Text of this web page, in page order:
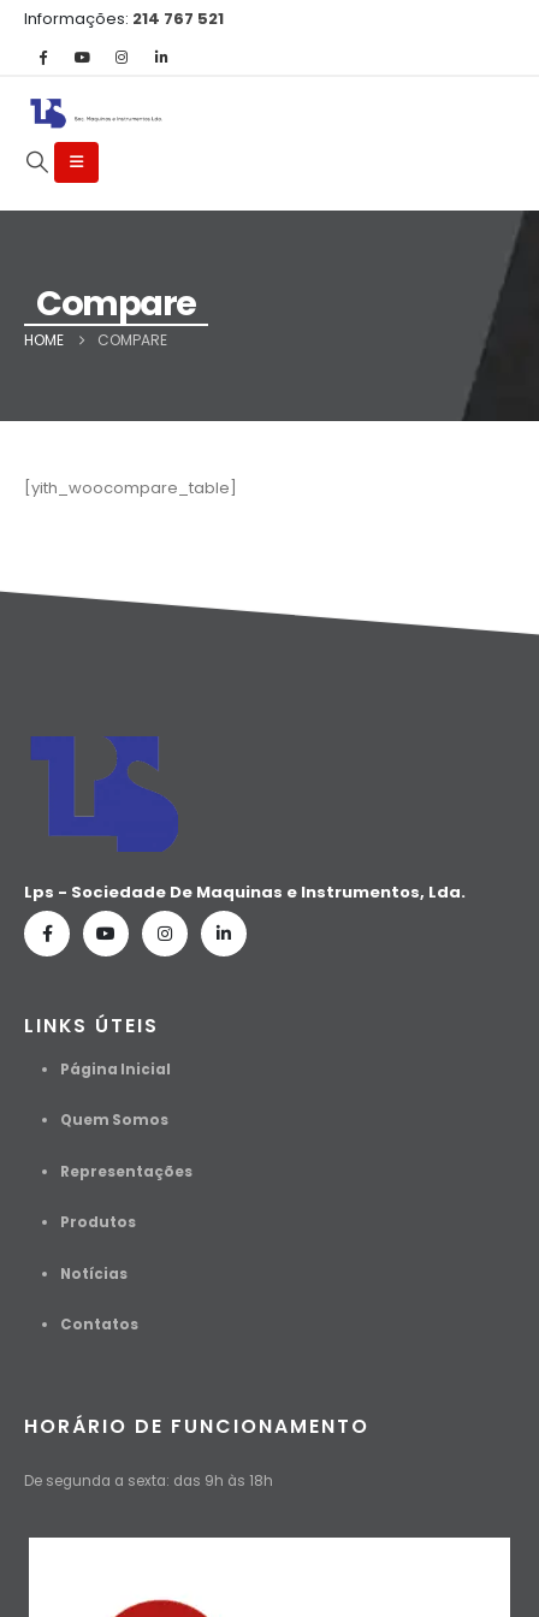
Informações: 214 767 521
Compare
HOME COMPARE
[yith_woocompare_table]
Lps - Sociedade De Maquinas e Instrumentos, Lda.
LINKS ÚTEIS
Página Inicial
Quem Somos
Representações
Produtos
Notícias
Contatos
HORÁRIO DE FUNCIONAMENTO
De segunda a sexta: das 9h às 18h